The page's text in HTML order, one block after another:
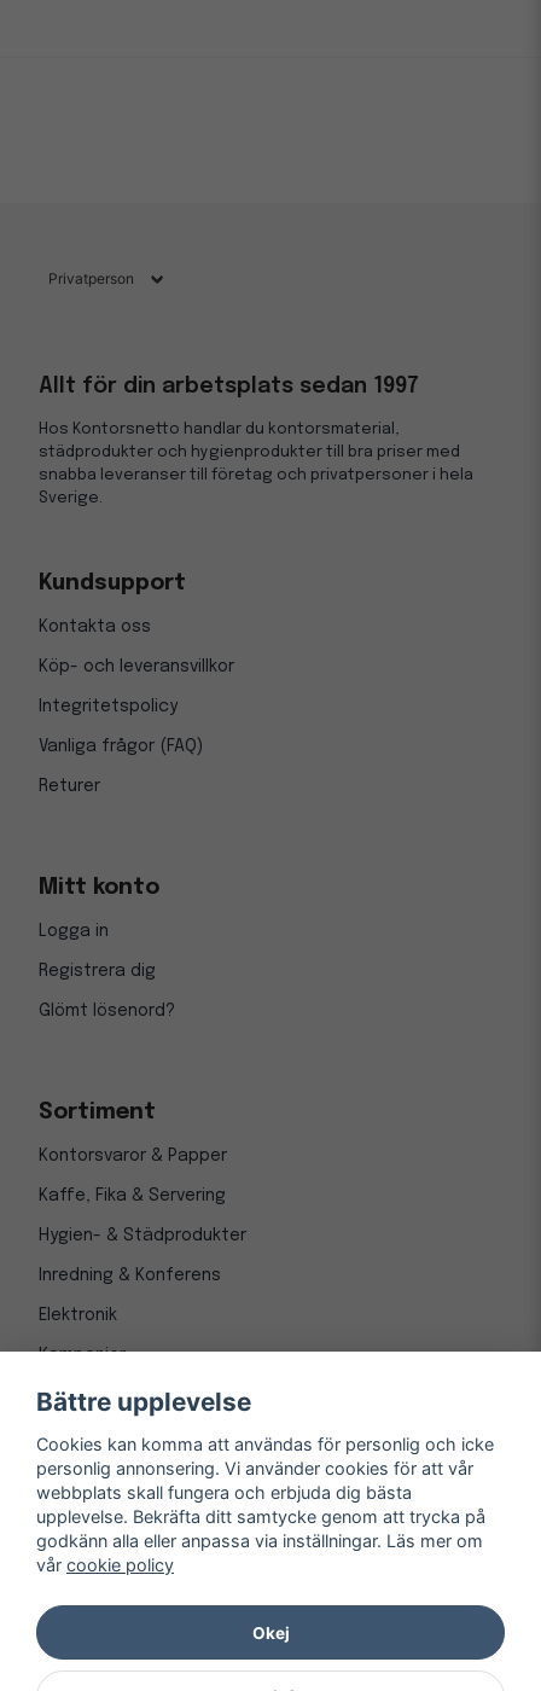
Allt för din arbetsplats sedan 1997
Hos Kontorsnetto handlar du kontorsmaterial,
städprodukter och hygienprodukter till bra priser med
snabba leveranser till företag och privatpersoner i hela
Sverige.
Kundsupport
Kontakta oss
Köp- och leveransvillkor
Integritetspolicy
Vanliga frågor (FAQ)
Returer
Mitt konto
Logga in
Registrera dig
Glömt lösenord?
Sortiment
Kontorsvaror & Papper
Kaffe, Fika & Servering
Hygien- & Städprodukter
Inredning & Konferens
Elektronik
Kampanjer
© Copyright 1997-2026
Bättre upplevelse
Cookies kan komma att användas för personlig och icke
personlig annonsering. Vi använder cookies för att vår
webbplats skall fungera och erbjuda dig bästa
upplevelse. Bekräfta ditt samtycke genom att trycka på
godkänn alla eller anpassa via inställningar. Läs mer om
vår cookie policy
Okej